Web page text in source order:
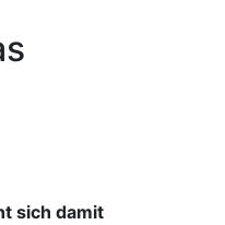
sich damit